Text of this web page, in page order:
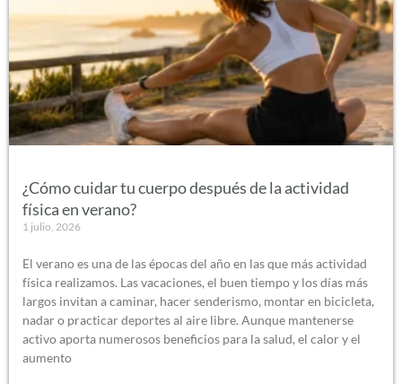
¿Cómo cuidar tu cuerpo después de la actividad
física en verano?
1 julio, 2026
El verano es una de las épocas del año en las que más actividad
física realizamos. Las vacaciones, el buen tiempo y los días más
largos invitan a caminar, hacer senderismo, montar en bicicleta,
nadar o practicar deportes al aire libre. Aunque mantenerse
activo aporta numerosos beneficios para la salud, el calor y el
aumento